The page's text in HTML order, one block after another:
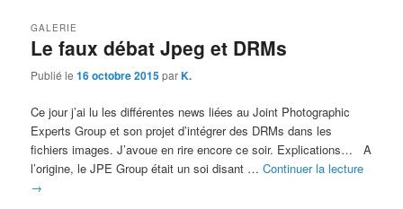
Le faux débat Jpeg et DRMs
GALERIE
Publié le16 octobre 2015parK.
Ce jour j’ai lu les différentes news liées au Joint Photographic
Experts Group et son projet d’intégrer des DRMs dans les
fichiers images. J’avoue en rire encore ce soir. Explications… A
l’origine, le JPE Group était un soi disant …Continuer la lecture
→